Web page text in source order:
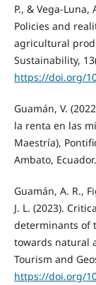
P., & Vega-Luna,
Policies and
agricultural
Sustainability,
https://doi.org/
Guamán, V.
la renta en las
Maestría),
Ambato, Ecuador.
Guamán, A. R.,
J. L. (2023).
determinants of
towards natural
Tourism and
https://doi.org/